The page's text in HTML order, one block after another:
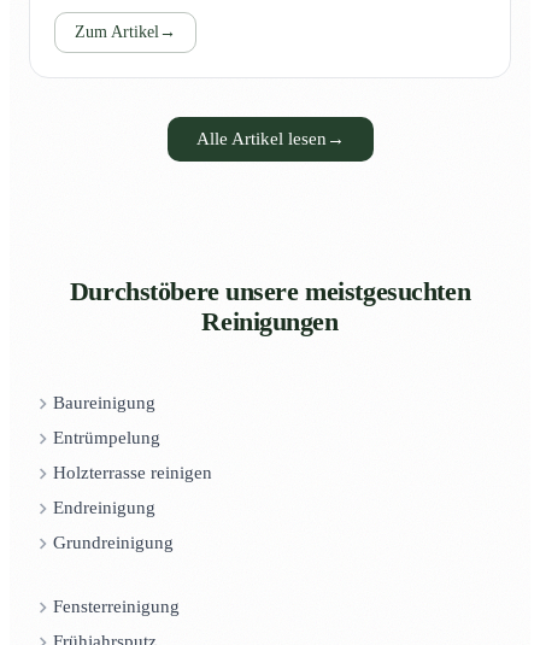
Zum Artikel→
Alle Artikel lesen →
Durchstöbere unsere meistgesuchten
Reinigungen
Baureinigung
Entrümpelung
Holzterrasse reinigen
Endreinigung
Grundreinigung
Fensterreinigung